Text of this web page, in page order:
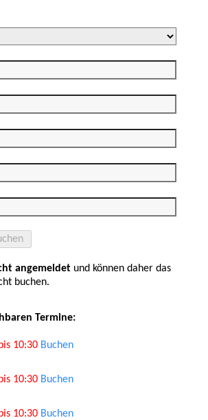
angemeldet und können daher das
buchen.
Termine:
10:30 Buchen
10:30 Buchen
10:30 Buchen